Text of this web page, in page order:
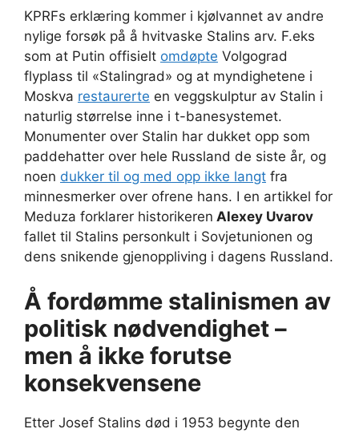
KPRFs erklæring kommer i kjølvannet av andre
nylige forsøk på å hvitvaske Stalins arv. F.eks
som at Putin offisielt omdøpte Volgograd
flyplass til «Stalingrad» og at myndighetene i
Moskva restaurerte en veggskulptur av Stalin i
naturlig størrelse inne i t-banesystemet.
Monumenter over Stalin har dukket opp som
paddehatter over hele Russland de siste år, og
noen dukker til og med opp ikke langt fra
minnesmerker over ofrene hans. I en artikkel for
Meduza forklarer historikeren Alexey Uvarov
fallet til Stalins personkult i Sovjetunionen og
dens snikende gjenoppliving i dagens Russland.
Å fordømme stalinismen av
politisk nødvendighet –
men å ikke forutse
konsekvensene
Etter Josef Stalins død i 1953 begynte den